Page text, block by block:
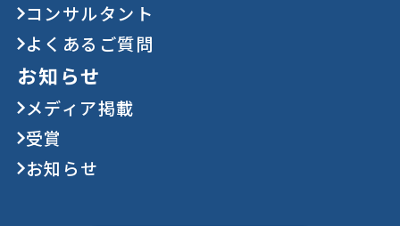
コンサルタント
よくあるご質問
お知らせ
メディア掲載
受賞
お知らせ